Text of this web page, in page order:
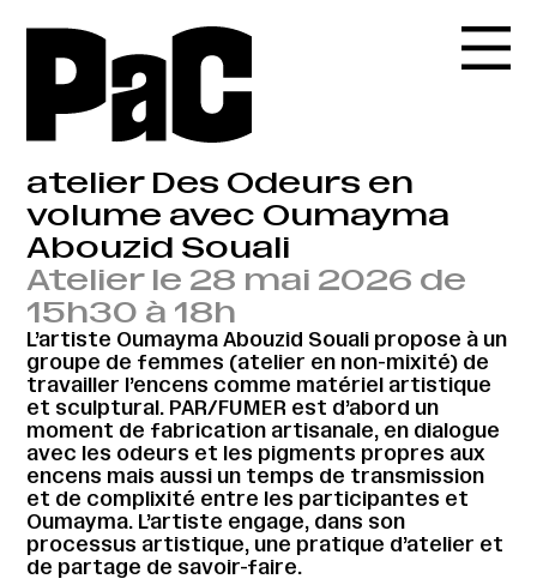
atelier Des Odeurs en
volume avec Oumayma
Abouzid Souali
Atelier le 28 mai 2026 de
15h30 à 18h
L’artiste Oumayma Abouzid Souali propose à un
groupe de femmes (atelier en non-mixité) de
travailler l’encens comme matériel artistique
et sculptural. PAR/FUMER est d’abord un
moment de fabrication artisanale, en dialogue
avec les odeurs et les pigments propres aux
encens mais aussi un temps de transmission
et de complixité entre les participantes et
Oumayma. L’artiste engage, dans son
processus artistique, une pratique d’atelier et
de partage de savoir-faire.